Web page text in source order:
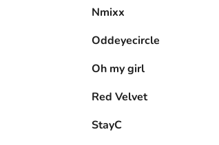
Nmixx
Oddeyecircle
Oh my girl
Red Velvet
StayC